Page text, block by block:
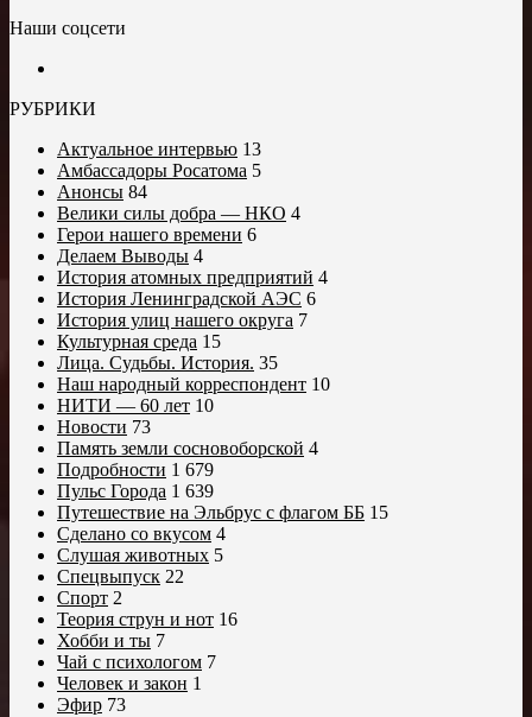
Наши соцсети
РУБРИКИ
Актуальное интервью 13
Амбассадоры Росатома 5
Анонсы 84
Велики силы добра — НКО 4
Герои нашего времени 6
Делаем Выводы 4
История атомных предприятий 4
История Ленинградской АЭС 6
История улиц нашего округа 7
Культурная среда 15
Лица. Судьбы. История. 35
Наш народный корреспондент 10
НИТИ — 60 лет 10
Новости 73
Память земли сосновоборской 4
Подробности 1 679
Пульс Города 1 639
Путешествие на Эльбрус с флагом ББ 15
Сделано со вкусом 4
Слушая животных 5
Спецвыпуск 22
Спорт 2
Теория струн и нот 16
Хобби и ты 7
Чай с психологом 7
Человек и закон 1
Эфир 73